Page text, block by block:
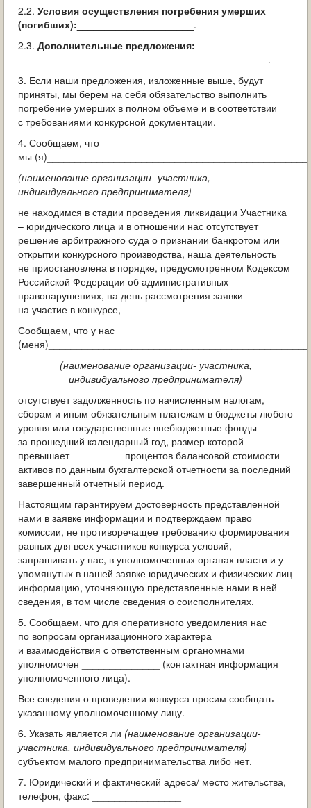
2.2. Условия осуществления погребения умерших
(погибших):_____________________ .
2.3. Дополнительные предложения:
_____________________________________________.
3. Если наши предложения, изложенные выше, будут
приняты, мы берем на себя обязательство выполнить
погребение умерших в полном объеме и в соответствии
с требованиями конкурсной документации.
4. Сообщаем, что
мы
(наименование организации- участника,
индивидуального предпринимателя)
не находимся в стадии проведения ликвидации Участника
– юридического лица и в отношении нас отсутствует
решение арбитражного суда о признании банкротом или
открытии конкурсного производства, наша деятельность
не приостановлена в порядке, предусмотренном Кодексом
Российской Федерации об административных
правонарушениях, на день рассмотрения заявки
на участие в конкурсе,
Сообщаем, что у нас
(наименование организации- участника,
индивидуального предпринимателя)
отсутствует задолженность по начисленным налогам,
сборам и иным обязательным платежам в бюджеты любого
уровня или государственные внебюджетные фонды
за прошедший календарный год, размер которой
превышает _________ процентов балансовой стоимости
активов по данным бухгалтерской отчетности за последний
завершенный отчетный период.
Настоящим гарантируем достоверность представленной
нами в заявке информации и подтверждаем право
комиссии, не противоречащее требованию формирования
равных для всех участников конкурса условий,
запрашивать у нас, в уполномоченных органах власти и у
упомянутых в нашей заявке юридических и физических лиц
информацию, уточняющую представленные нами в ней
сведения, в том числе сведения о соисполнителях.
5. Сообщаем, что для оперативного уведомления нас
по вопросам организационного характера
и взаимодействия с ответственным органомнами
уполномочен ______________ (контактная информация
уполномоченного лица).
Все сведения о проведении конкурса просим сообщать
указанному уполномоченному лицу.
6. Указать является ли (наименование организации-
участника, индивидуального предпринимателя)
субъектом малого предпринимательства либо нет.
7. Юридический и фактический адреса/ место жительства,
телефон, факс: ________________